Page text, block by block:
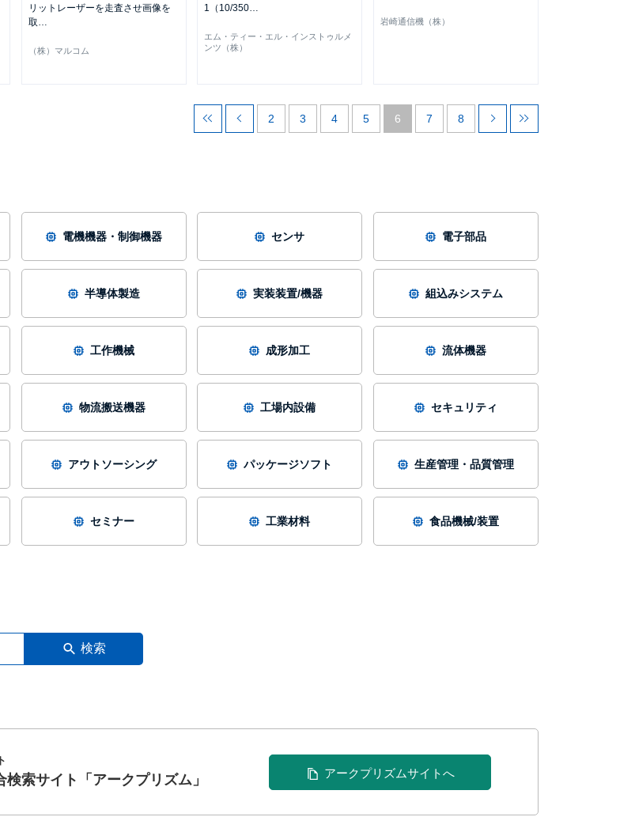
リットレーザーを走査させ画像を
取…
（株）マルコム
1（10/350…
エム・ティー・エル・インストゥルメ
ンツ（株）
岩崎通信機（株）
2 3 4 5 6 7 8
電機機器・制御機器 センサ 電子部品
半導体製造 実装装置/機器 組込みシステム
工作機械 成形加工 流体機器
物流搬送機器 工場内設備 セキュリティ
アウトソーシング パッケージソフト 生産管理・品質管理
セミナー 工業材料 食品機械/装置
検索
検索サイト 「アークプリズム」 アークプリズムサイトへ